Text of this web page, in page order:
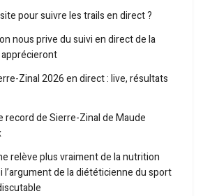
pour suivre les trails en direct ?
nous prive du suivi en direct de la
apprécieront
Zinal 2026 en direct : live, résultats
record de Sierre-Zinal de Maude
relève plus vraiment de la nutrition
l’argument de la diététicienne du sport